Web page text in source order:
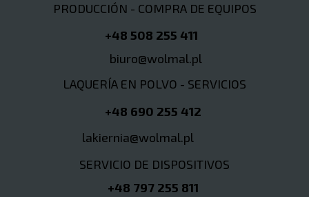
PRODUCCIÓN - COMPRA DE EQUIPOS
+48 508 255 411
biuro@wolmal.pl
LAQUERÍA EN POLVO - SERVICIOS
+48 690 255 412
lakiernia@wolmal.pl
SERVICIO DE DISPOSITIVOS
+48 797 255 811